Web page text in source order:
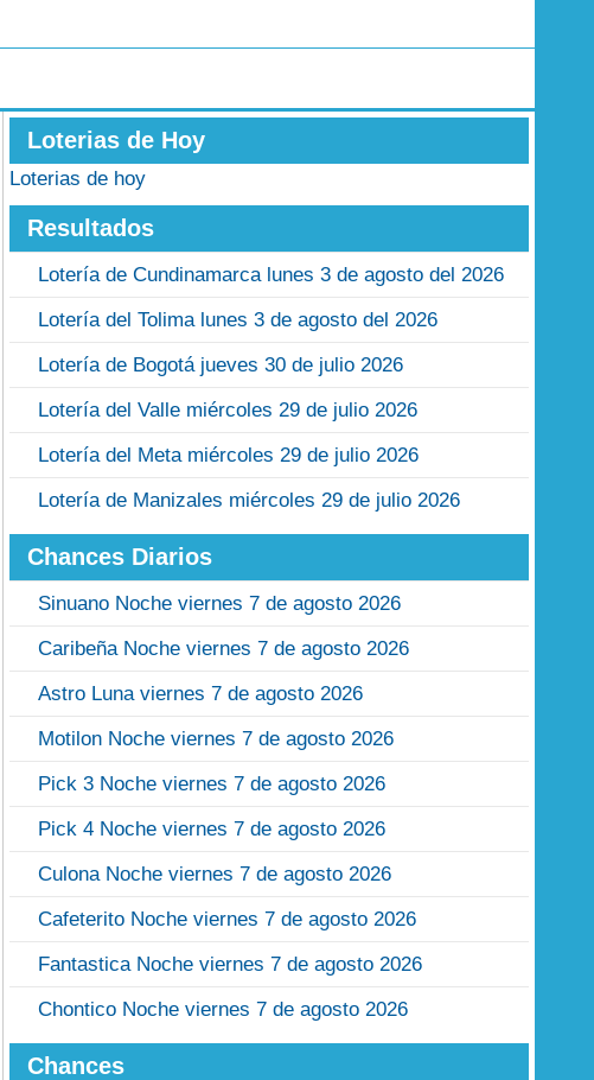
Loterias de Hoy
Loterias de hoy
Resultados
Lotería de Cundinamarca lunes 3 de agosto del 2026
Lotería del Tolima lunes 3 de agosto del 2026
Lotería de Bogotá jueves 30 de julio 2026
Lotería del Valle miércoles 29 de julio 2026
Lotería del Meta miércoles 29 de julio 2026
Lotería de Manizales miércoles 29 de julio 2026
Chances Diarios
Sinuano Noche viernes 7 de agosto 2026
Caribeña Noche viernes 7 de agosto 2026
Astro Luna viernes 7 de agosto 2026
Motilon Noche viernes 7 de agosto 2026
Pick 3 Noche viernes 7 de agosto 2026
Pick 4 Noche viernes 7 de agosto 2026
Culona Noche viernes 7 de agosto 2026
Cafeterito Noche viernes 7 de agosto 2026
Fantastica Noche viernes 7 de agosto 2026
Chontico Noche viernes 7 de agosto 2026
Chances